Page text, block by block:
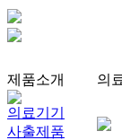
제품소개
의료기기
사출제품
의